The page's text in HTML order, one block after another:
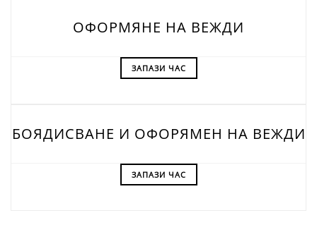
ОФОРМЯНЕ НА ВЕЖДИ
ЗАПАЗИ ЧАС
БОЯДИСВАНЕ И ОФОРЯМЕН НА ВЕЖДИ
ЗАПАЗИ ЧАС